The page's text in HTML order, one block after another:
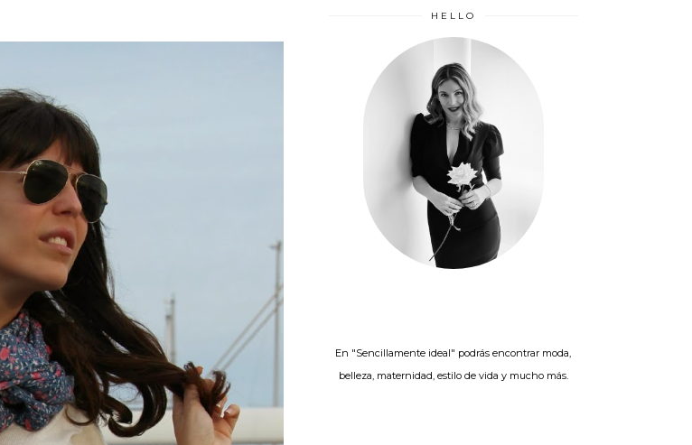
HELLO
En "Sencillamente ideal" podrás encontrar moda,
belleza, maternidad, estilo de vida y mucho más.